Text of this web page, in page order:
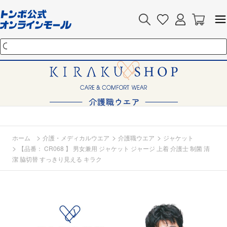
ホーム > 介護・メディカルウエア > 介護職ウエア > ジャケット
>
【品番： CR068 】 男女兼用 ジャケット ジャージ 上着 介護士 制菌 清
潔 脇切替 すっきり見える キラク